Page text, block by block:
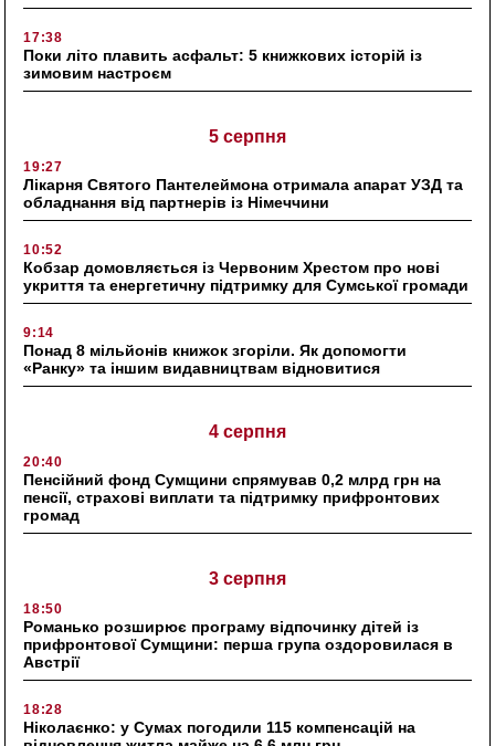
17:38
Поки літо плавить асфальт: 5 книжкових історій із
зимовим настроєм
5 серпня
19:27
Лікарня Святого Пантелеймона отримала апарат УЗД та
обладнання від партнерів із Німеччини
10:52
Кобзар домовляється із Червоним Хрестом про нові
укриття та енергетичну підтримку для Сумської громади
9:14
Понад 8 мільйонів книжок згоріли. Як допомогти
«Ранку» та іншим видавництвам відновитися
4 серпня
20:40
Пенсійний фонд Сумщини спрямував 0,2 млрд грн на
пенсії, страхові виплати та підтримку прифронтових
громад
3 серпня
18:50
Романько розширює програму відпочинку дітей із
прифронтової Сумщини: перша група оздоровилася в
Австрії
18:28
Ніколаєнко: у Сумах погодили 115 компенсацій на